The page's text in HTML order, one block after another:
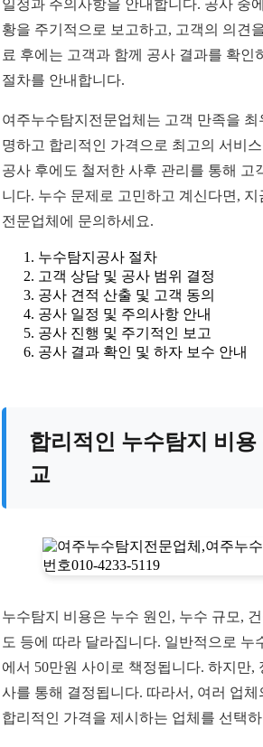
일정과 주의사항을 안내합니다. 공사 중
황을 주기적으로 보고하고, 고객의 의견
료 후에는 고객과 함께 공사 결과를 확인
절차를 안내합니다.
여주누수탐지전문업체는 고객 만족을
명하고 합리적인 가격으로 최고의 서비
공사 후에도 철저한 사후 관리를 통해 고
니다. 누수 문제로 고민하고 계신다면, 지
전문업체에 문의하세요.
누수탐지공사 절차
고객 상담 및 공사 범위 결정
공사 견적 산출 및 고객 동의
공사 일정 및 주의사항 안내
공사 진행 및 주기적인 보고
공사 결과 확인 및 하자 보수 안내
합리적인 누수탐지 비용
교
누수탐지 비용은 누수 원인, 누수 규모,
도 등에 따라 달라집니다. 일반적으로 누
에서 50만원 사이로 책정됩니다. 하지만,
사를 통해 결정됩니다. 따라서, 여러 업
합리적인 가격을 제시하는 업체를 선택